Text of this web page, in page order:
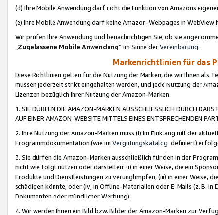
(d) Ihre Mobile Anwendung darf nicht die Funktion von Amazons
(e) Ihre Mobile Anwendung darf keine Amazon-Webpages in WebView
Wir prüfen Ihre Anwendung und benachrichtigen Sie, ob sie
„Zugelassene Mobile Anwendung“ im Sinne derVereinbarung.
Markenrichtlinien für das
Diese Richtlinien gelten für die Nutzung der Marken, die wir Ihnen als
müssen jederzeit strikt eingehalten werden, und jede Nutzung der
Lizenzen bezüglich Ihrer Nutzung der Amazon-Marken.
1. SIE DÜRFEN DIE AMAZON-MARKEN AUSSCHLIESSLICH DURCH
AUF EINER AMAZON-WEBSITE MITTELS EINES ENTSPRECHENDEN
2. Ihre Nutzung der Amazon-Marken muss (i) im Einklang mit der
Programmdokumentation (wie im Vergütungskatalog definiert)
3. Sie dürfen die Amazon-Marken ausschließlich für den in der
nicht wie folgt nutzen oder darstellen: (i) in einer Weise, die ein
Produkte und Dienstleistungen zu verunglimpfen, (iii) in einer Weise,
schädigen könnte, oder (iv) in Offline-Materialien oder E-Mails (z. B. in
Dokumenten oder mündlicher Werbung).
4. Wir werden Ihnen ein Bild bzw. Bilder der Amazon-Marken zur